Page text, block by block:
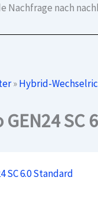
Nachfrage nach
»Hybrid-
SC